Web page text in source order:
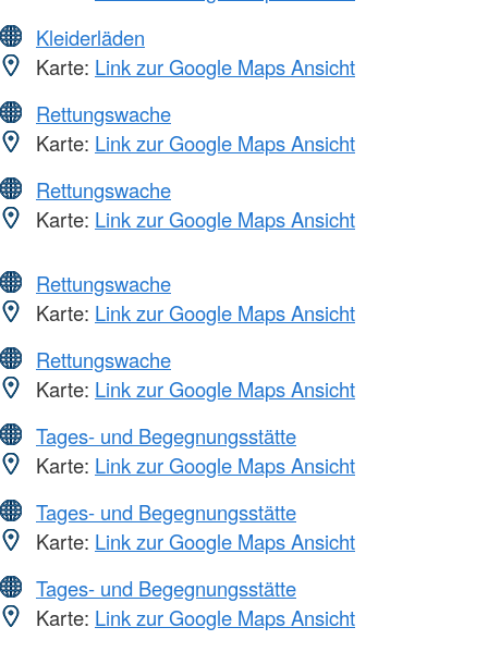
Kleiderläden
Karte: Link zur Google Maps Ansicht
Rettungswache
Karte: Link zur Google Maps Ansicht
Rettungswache
Karte: Link zur Google Maps Ansicht
Rettungswache
Karte: Link zur Google Maps Ansicht
Rettungswache
Karte: Link zur Google Maps Ansicht
Tages- und Begegnungsstätte
Karte: Link zur Google Maps Ansicht
Tages- und Begegnungsstätte
Karte: Link zur Google Maps Ansicht
Tages- und Begegnungsstätte
Karte: Link zur Google Maps Ansicht